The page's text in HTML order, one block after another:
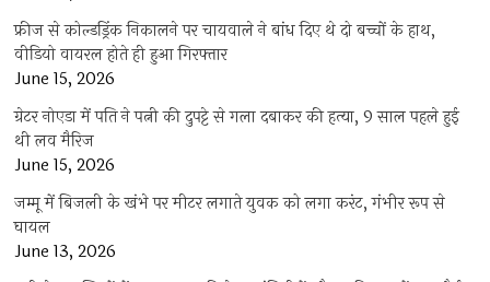
फ्रीज से कोल्डड्रिंक निकालने पर चायवाले ने बांध दिए थे दो बच्चों के हाथ,
वीडियो वायरल होते ही हुआ गिरफ्तार
June 15, 2026
ग्रेटर नोएडा में पति ने पत्नी की दुपट्टे से गला दबाकर की हत्या, 9 साल पहले हुई
थी लव मैरिज
June 15, 2026
जम्मू में बिजली के खंभे पर मीटर लगाते युवक को लगा करंट, गंभीर रूप से
घायल
June 13, 2026